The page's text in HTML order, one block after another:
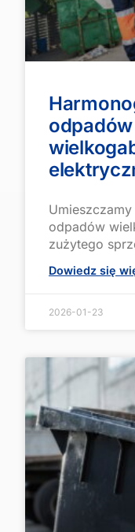
odpadów
odpadów
zużytego
Dowiedz się
2026-01-23